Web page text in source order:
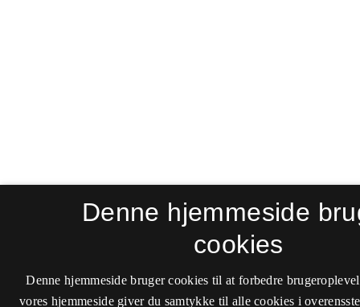
Denne hjemmeside
cookies
Denne hjemmeside bruger cookies til at forbedre
vores hjemmeside giver du samtykke til alle cookies i